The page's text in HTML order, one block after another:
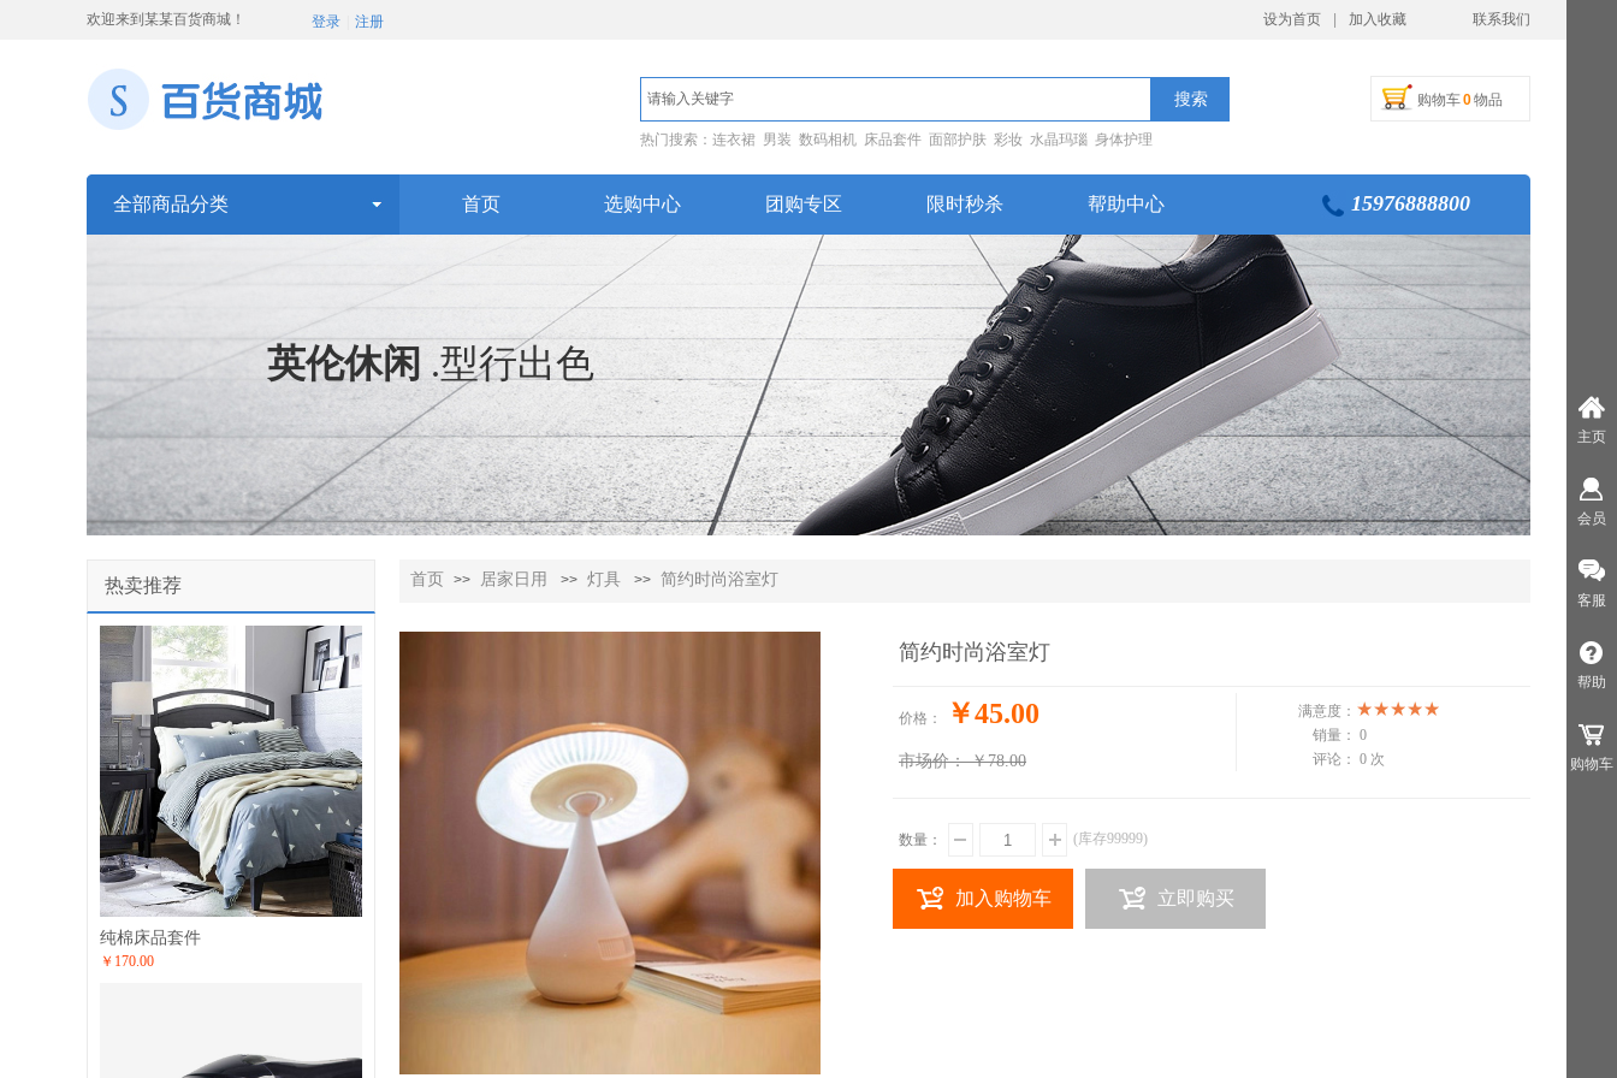
登录 注册 设为首页 加入收藏 联系我们
欢迎来到某某百货商城！
购物车0物品
搜索
热门搜索：连衣裙 男装 数码相机 床品套件 面部护肤 彩妆 水晶玛瑙 身体护理
全部商品分类 首页 选购中心 团购专区 限时秒杀 帮助中心 15976888800
英伦休闲 .型行出色
热卖推荐 首页 >> 居家日用 >> 灯具 >> 简约时尚浴室灯
纯棉床品套件
￥170.00
简约时尚浴室灯
价格： ￥45.00
市场价： ￥78.00
满意度：
销量： 0
评论： 0 次
数量： (库存99999)
加入购物车 立即购买
主页
会员
客服
帮助
购物车